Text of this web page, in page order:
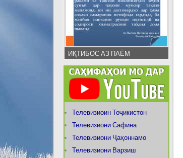
ИҚТИБОС АЗ ПАЁМ
Телевизиоин Тоҷикистон
Телевизиони Сафина
Телевизиони Ҷаҳоннамо
Телевизиони Варзиш